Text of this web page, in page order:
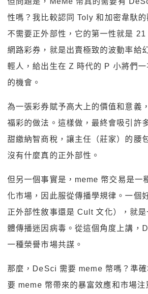
性嗎？我比較認同 Toly 和加密韋馱
不需要正外部性，它的第一性就是
網路彩券，就是出賣極致的波動率給
輕人，給出生在 Z 時代的 P 小將們
的機會。
為一張彩券賦予高大上的價值和意義
福彩的做法。這樣做，最終會吸引許
甜繳納智商稅，讓主任（莊家）的腰
沒有什麼真的正外部性。
但另一個事實是，meme 幣交易是一
化市場，因此服從傳播學規律。一個
正外部性敘事還是 Cult 文化），就
體傳播迷因病毒。從這個角度上講，
一種榮譽市場共謀。
那麼，DeSci 需要 meme 幣嗎？準
要 meme 幣帶來的暴富效應和市場注